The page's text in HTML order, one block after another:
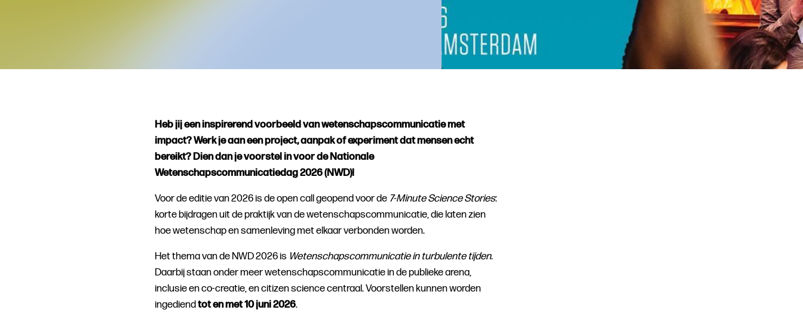
Heb jij een inspirerend voorbeeld van wetenschapscommunicatie met
impact? Werk je aan een project, aanpak of experiment dat mensen echt
bereikt? Dien dan je voorstel in voor de Nationale
Wetenschapscommunicatiedag 2026 (NWD)!
Voor de editie van 2026 is de open call geopend voor de 7-Minute Science Stories:
korte bijdragen uit de praktijk van de wetenschapscommunicatie, die laten zien
hoe wetenschap en samenleving met elkaar verbonden worden.
Het thema van de NWD 2026 is Wetenschapscommunicatie in turbulente tijden.
Daarbij staan onder meer wetenschapscommunicatie in de publieke arena,
inclusie en co-creatie, en citizen science centraal. Voorstellen kunnen worden
ingediendtot en met 10 juni 2026.